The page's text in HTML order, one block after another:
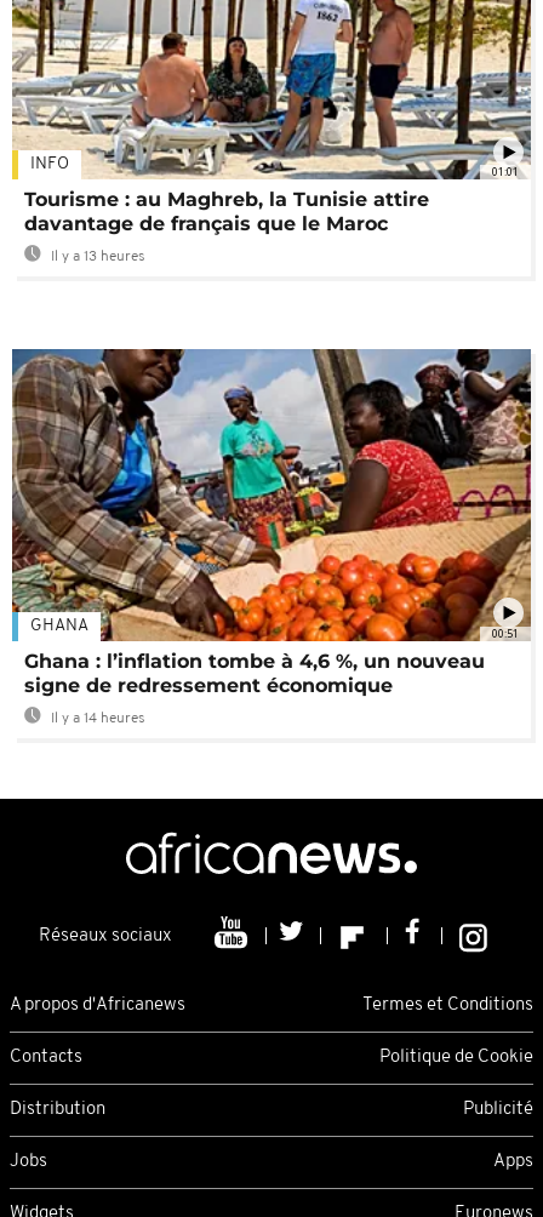
01:01
INFO
Tourisme : au Maghreb, la Tunisie attire
davantage de français que le Maroc
Il y a 13 heures
00:51
GHANA
Ghana : l’inflation tombe à 4,6 %, un nouveau
signe de redressement économique
Il y a 14 heures
Réseaux sociaux
A propos d'Africanews Termes et Conditions
Contacts Politique de Cookie
Distribution Publicité
Jobs Apps